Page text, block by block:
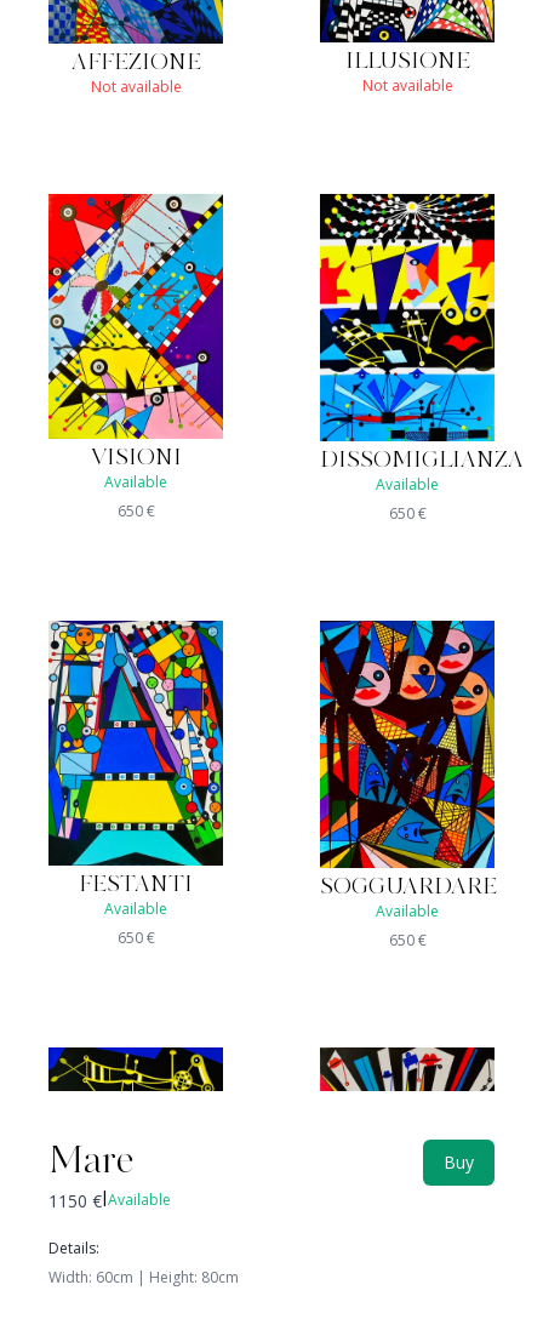
Mare
Buy
1150 € Available
Details:
Width: 60cm | Height: 80cm
AFFEZIONE
Not available
ILLUSIONE
Not available
VISIONI
Available
650€
DISSOMIGLIANZA
Available
650€
FESTANTI
Available
650€
SOGGUARDARE
Available
650€